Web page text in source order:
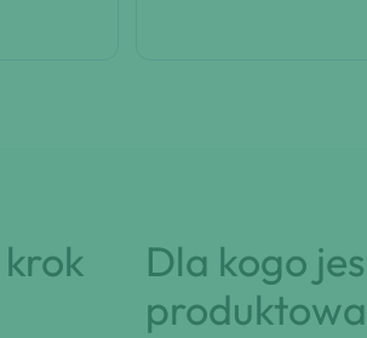
Dla kogo
produktowa